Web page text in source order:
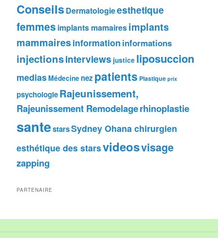
ConseilsDermatologieesthetique
femmes implants mamairesimplants
mammairesinformation informations
injectionsinterviews justice liposuccion
medias Médecine nez patients Plastique prix
psychologieRajeunissement,
Rajeunissement Remodelagerhinoplastie
santestarsSydney Ohana chirurgien
esthétique des starsvideosvisage
zapping
PARTENAIRE